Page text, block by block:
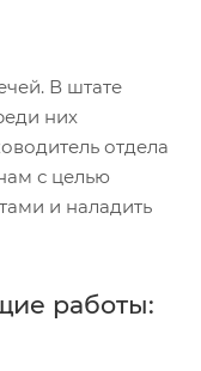
В штате
них
отдела
с целью
и наладить
работы: